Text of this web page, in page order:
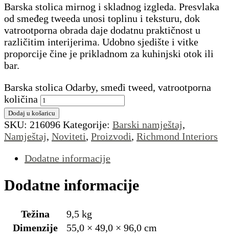
Barska stolica mirnog i skladnog izgleda. Presvlaka
od smeđeg tweeda unosi toplinu i teksturu, dok
vatrootporna obrada daje dodatnu praktičnost u
različitim interijerima. Udobno sjedište i vitke
proporcije čine je prikladnom za kuhinjski otok ili
bar.
Barska stolica Odarby, smeđi tweed, vatrootporna
količina
Dodaj u košaricu
SKU: 216096 Kategorije: Barski namještaj,
Namještaj, Noviteti, Proizvodi, Richmond Interiors
Dodatne informacije
Dodatne informacije
Težina
9,5 kg
Dimenzije
55,0 × 49,0 × 96,0 cm